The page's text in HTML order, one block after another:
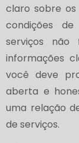
claro sobre os
condições
serviços
informações
você deve
aberta e
uma relação
de serviços.